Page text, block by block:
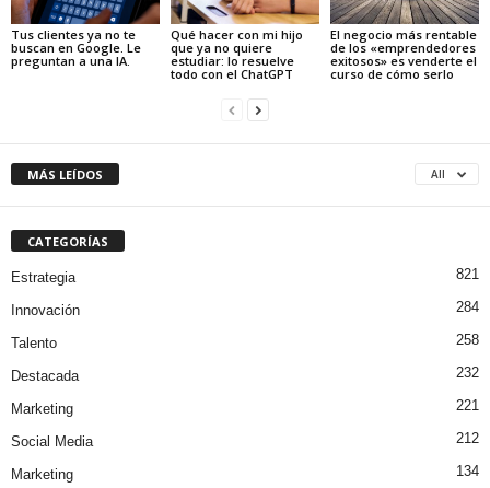
Tus clientes ya no te
buscan en Google. Le
preguntan a una IA.
Qué hacer con mi hijo
que ya no quiere
estudiar: lo resuelve
todo con el ChatGPT
El negocio más rentable
de los «emprendedores
exitosos» es venderte el
curso de cómo serlo
MÁS LEÍDOS All
CATEGORÍAS
Estrategia 821
Innovación 284
Talento 258
Destacada 232
Marketing 221
Social Media 212
Marketing 134